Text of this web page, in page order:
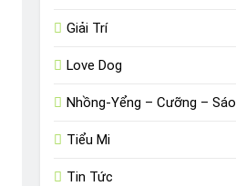
Giải Trí
Love Dog
Nhồng-Yểng – Cưỡng – Sáo
Tiểu Mi
Tin Tức